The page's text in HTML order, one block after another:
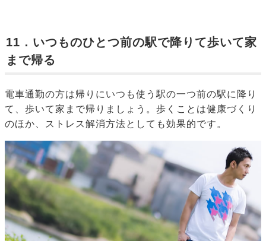
11．いつものひとつ前の駅で降りて歩いて家
まで帰る
電車通勤の方は帰りにいつも使う駅の一つ前の駅に降り
て、歩いて家まで帰りましょう。歩くことは健康づくり
のほか、ストレス解消方法としても効果的です。